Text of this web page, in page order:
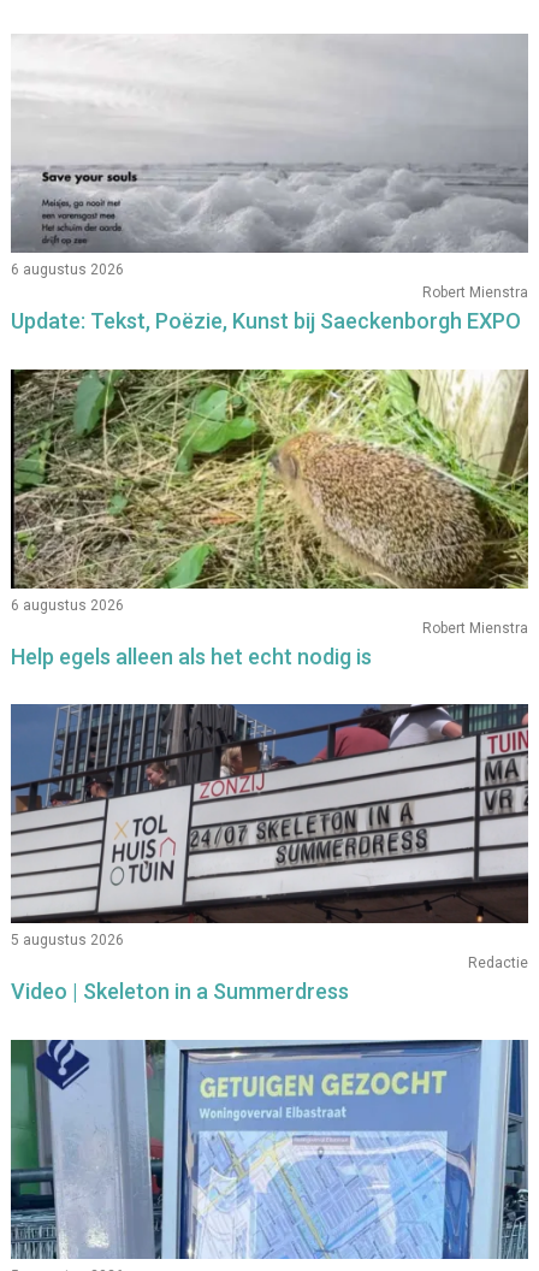
6 augustus 2026
Robert Mienstra
Update: Tekst, Poëzie, Kunst bij Saeckenborgh EXPO
6 augustus 2026
Robert Mienstra
Help egels alleen als het echt nodig is
5 augustus 2026
Redactie
Video | Skeleton in a Summerdress